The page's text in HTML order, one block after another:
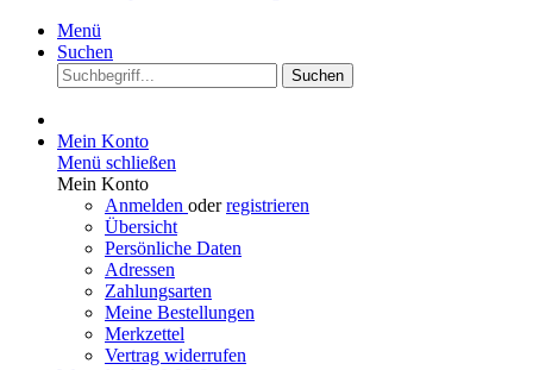
Menü
Suchen
Suchen
Mein Konto
Menü schließen
Mein Konto
Anmelden oderregistrieren
Übersicht
Persönliche Daten
Adressen
Zahlungsarten
Meine Bestellungen
Merkzettel
Vertrag widerrufen